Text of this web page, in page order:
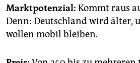
Marktpotenzial: Kommt raus
Denn: Deutschland wird älter,
wollen mobil bleiben.